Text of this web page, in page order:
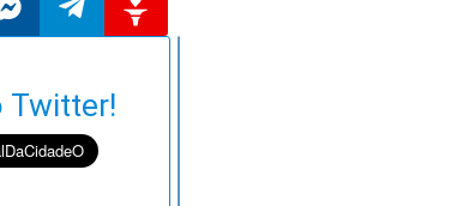
no
Twitter!